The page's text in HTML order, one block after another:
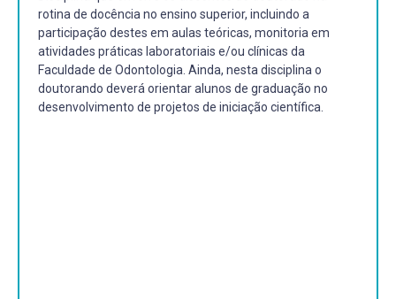
rotina de docência no ensino superior, incluindo a
participação destes em aulas teóricas, monitoria em
atividades práticas laboratoriais e/ou clínicas da
Faculdade de Odontologia. Ainda, nesta disciplina o
doutorando deverá orientar alunos de graduação no
desenvolvimento de projetos de iniciação científica.